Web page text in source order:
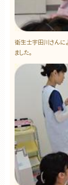
衛生士宇田川さんに
ました。